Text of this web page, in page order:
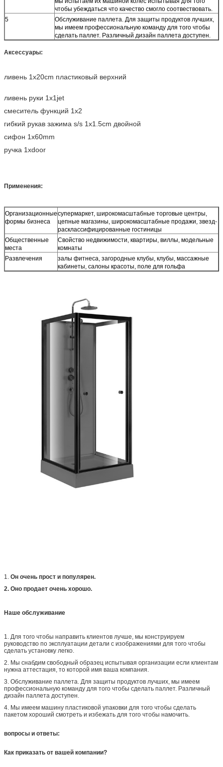
чтобы убеждаться что качество смогло соотвествовать.
5
Обслуживание паллета. Для защиты продуктов лучших,
мы имеем профессиональную команду для того чтобы
сделать паллет. Различный дизайн паллета доступен.
Аксессуары:
ливень 1x20cm пластиковый верхний
ливень руки 1x1jet
смеситель функций 1x2
гибкий рукав зажима s/s 1x1.5cm двойной
сифон 1x60mm
ручка 1xdoor
Применения:
Организационные
формы бизнеса
супермаркет, широкомасштабные торговые центры,
цепные магазины, широкомасштабные продажи, звезд-
расклассифицированные гостиницы
Общественные
места
Свойство недвижимости, квартиры, виллы, модельные
комнаты
Развлечения
залы фитнеса, загородные клубы, клубы, массажные
кабинеты, салоны красоты, поле для гольфа
1. Он очень прост и популярен.
2. Оно продает очень хорошо.
Наше обслуживание
1. Для того чтобы направить клиентов лучше, мы конструируем
руководство по эксплуатации детали с изображениями для того чтобы
сделать установку легко.
2. Мы снабдим свободный образец испытывая организации если клиентам
нужна аттестация, то которой имя ваша компания.
3. Обслуживание паллета. Для защиты продуктов лучших, мы имеем
профессиональную команду для того чтобы сделать паллет. Различный
дизайн паллета доступен.
4. Мы имеем машину пластиковой упаковки для того чтобы сделать
пакетом хороший смотреть и избежать для того чтобы намочить.
вопросы и ответы:
Как приказать от вашей компании?